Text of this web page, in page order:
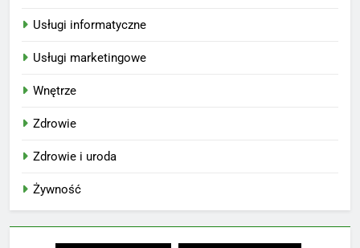
Usługi informatyczne
Usługi marketingowe
Wnętrze
Zdrowie
Zdrowie i uroda
Żywność